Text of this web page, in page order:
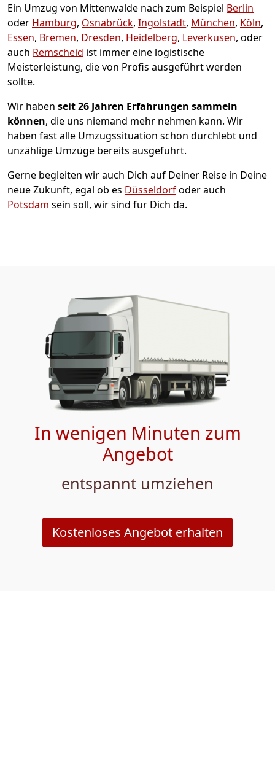
Ein Umzug von Mittenwalde nach zum Beispiel Berlin
oder Hamburg, Osnabrück, Ingolstadt, München, Köln,
Essen, Bremen, Dresden, Heidelberg, Leverkusen, oder
auch Remscheid ist immer eine logistische
Meisterleistung, die von Profis ausgeführt werden
sollte.
Wir haben seit26 Jahren Erfahrungen sammeln
können, die uns niemand mehr nehmen kann. Wir
haben fast alle Umzugssituation schon durchlebt und
unzählige Umzüge bereits ausgeführt.
Gerne begleiten wir auch Dich auf Deiner Reise in Deine
neue Zukunft, egal ob es Düsseldorfoder auch
Potsdam sein soll, wir sind für Dich da.
In wenigen Minuten zum
Angebot
entspannt umziehen
Kostenloses Angebot erhalten